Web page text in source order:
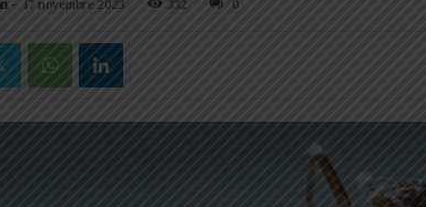
- 17 novembre 2023 332 0